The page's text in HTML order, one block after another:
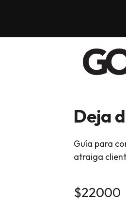
Deja
Guía para
atraiga
$22000